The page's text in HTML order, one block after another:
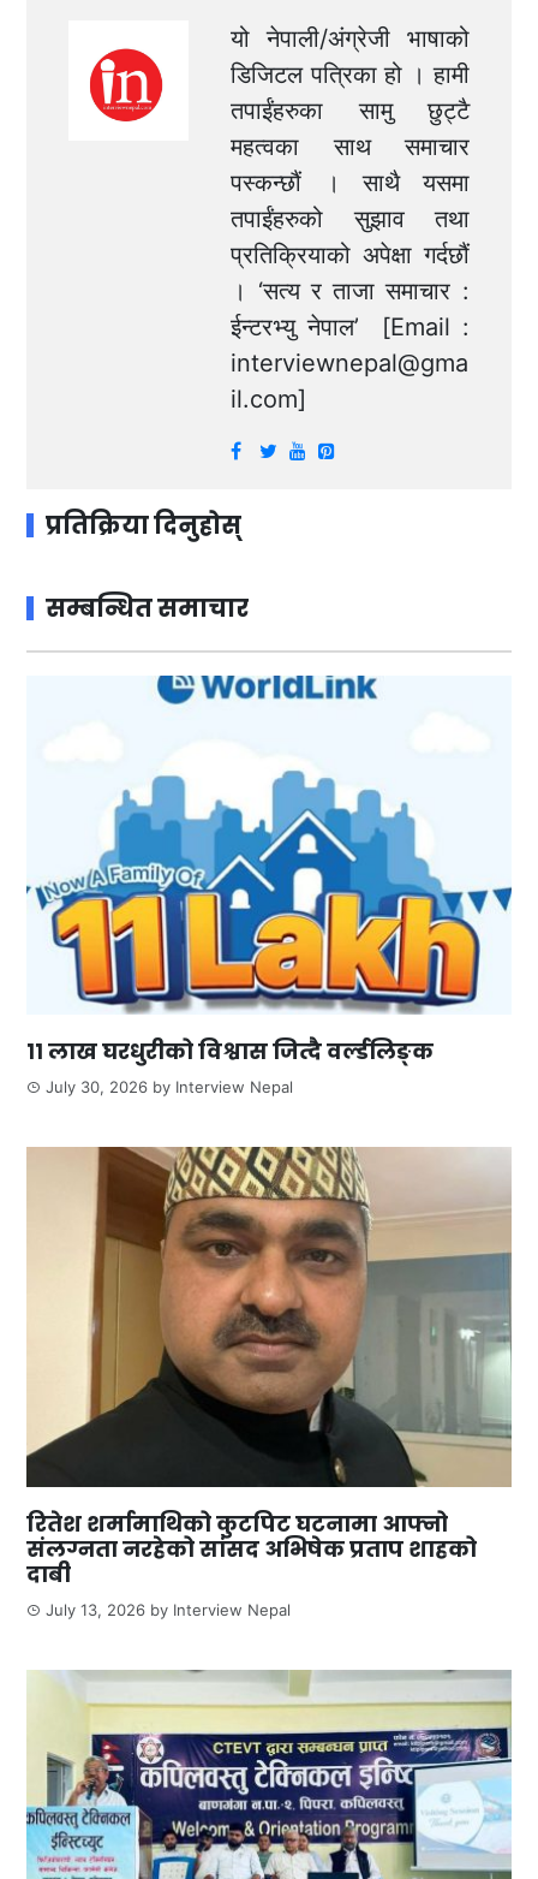
यो नेपाली/अंग्रेजी भाषाको
डिजिटल पत्रिका हो । हामी
तपाईंहरुका सामु छुट्टै
महत्वका साथ समाचार
पस्कन्छौं । साथै यसमा
तपाईंहरुको सुझाव तथा
प्रतिक्रियाको अपेक्षा गर्दछौं
। ‘सत्य र ताजा समाचार :
ईन्टरभ्यु नेपाल’ [Email :
interviewnepal@gma
il.com]
प्रतिक्रिया दिनुहोस्
सम्बन्धित समाचार
११ लाख घरधुरीको विश्वास जित्दै वर्ल्डलिङ्क
July 30, 2026 by Interview Nepal
रितेश शर्मामाथिको कुटपिट घटनामा आफ्नो
संलग्नता नरहेको सांसद अभिषेक प्रताप शाहको
दाबी
July 13, 2026 by Interview Nepal